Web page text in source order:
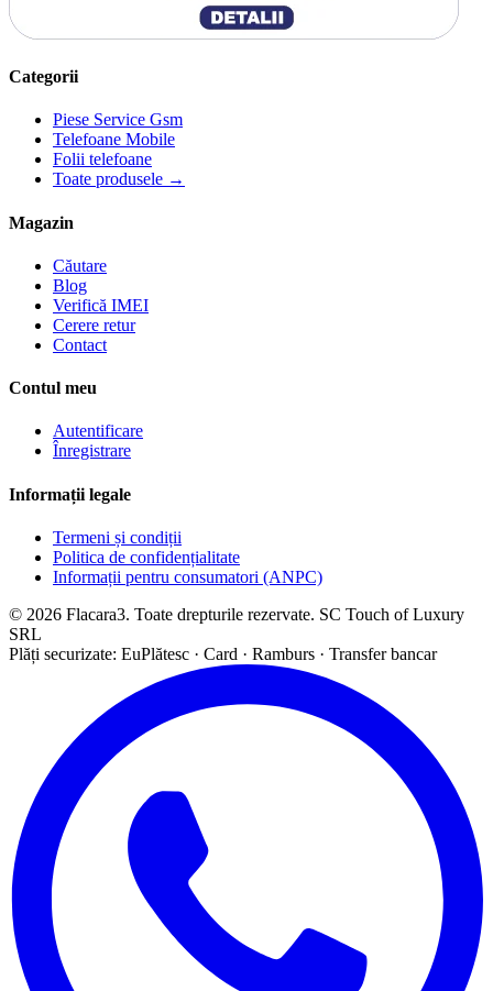
Categorii
Piese Service Gsm
Telefoane Mobile
Folii telefoane
Toate produsele →
Magazin
Căutare
Blog
Verifică IMEI
Cerere retur
Contact
Contul meu
Autentificare
Înregistrare
Informații legale
Termeni și condiții
Politica de confidențialitate
Informații pentru consumatori (ANPC)
© 2026 Flacara3. Toate drepturile rezervate. SC Touch of Luxury
SRL
Plăți securizate: EuPlătesc · Card · Ramburs · Transfer bancar